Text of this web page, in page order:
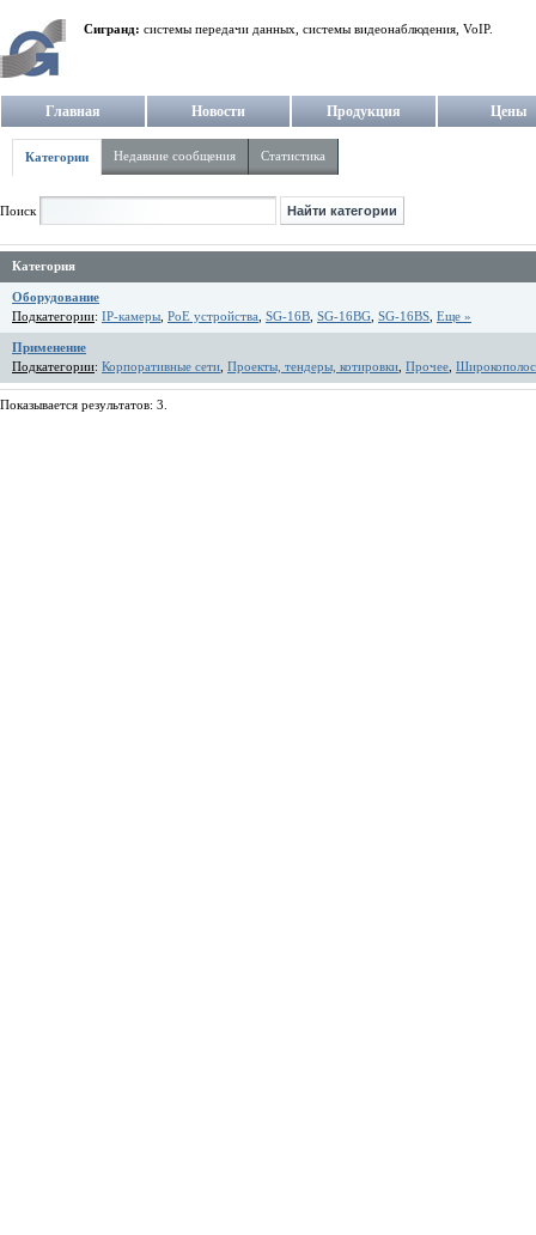
Сигранд: системы передачи данных, системы видеонаблюдения, VoIP.
Главная Новости Продукция Цены
Категории Недавние сообщения Статистика
Поиск
Категория
Оборудование
Подкатегории: IP-камеры PoE устройства SG-16B SG-16BG SG-16BS Еще »
Применение
Подкатегории: Корпоративные сети Проекты, тендеры, котировки Прочее
Показывается результатов: 3.